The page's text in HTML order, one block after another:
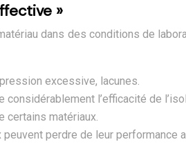
»
dans des conditions de
excessive, lacunes.
considérablement l’efficacité de
certains matériaux.
peuvent perdre de leur performance